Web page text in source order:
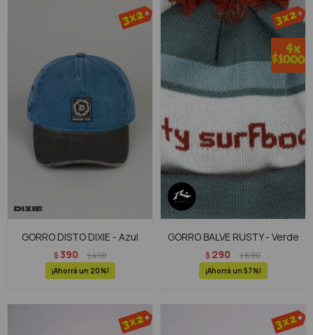
GORRO DISTO DIXIE - Azul
$ 390 $490
20
GORRO BALVE RUSTY - Verde
$ 290 $690
57